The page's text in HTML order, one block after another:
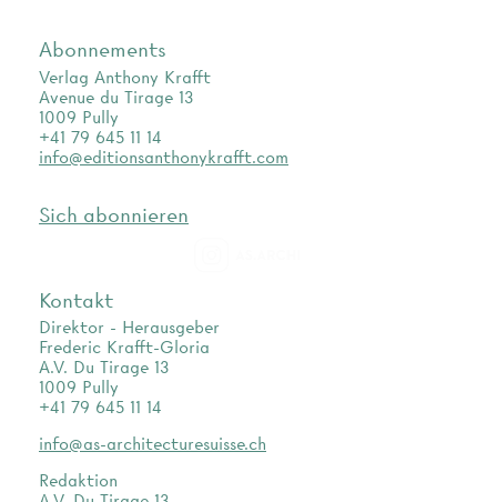
Abonnements
Verlag Anthony Krafft
Avenue du Tirage 13
1009 Pully
+41 79 645 11 14
info@editionsanthonykrafft.com
Sich abonnieren
Kontakt
Direktor - Herausgeber
Frederic Krafft-Gloria
A.V. Du Tirage 13
1009 Pully
+41 79 645 11 14
info@as-architecturesuisse.ch
Redaktion